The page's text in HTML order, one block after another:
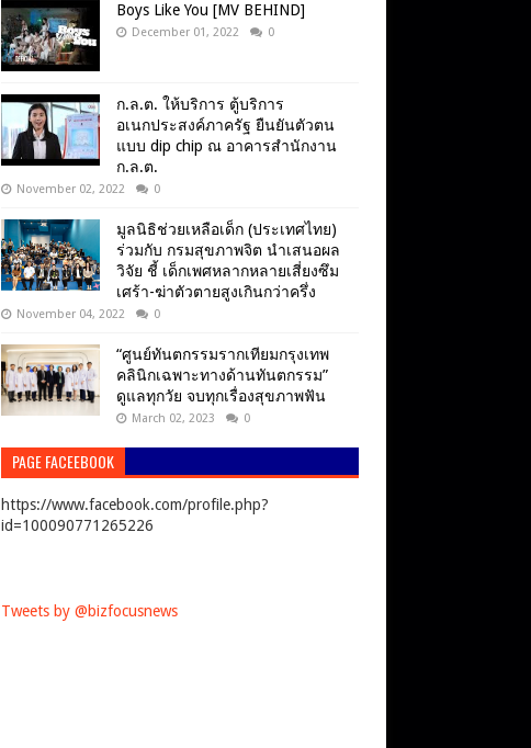
Boys Like You [MV BEHIND]
December 01, 2022 0
ก.ล.ต. ให้บริการ ตู้บริการ
อเนกประสงค์ภาครัฐ ยืนยันตัวตน
แบบ dip chip ณ อาคารสำนักงาน
ก.ล.ต.
November 02, 2022 0
มูลนิธิช่วยเหลือเด็ก (ประเทศไทย)
ร่วมกับ กรมสุขภาพจิต นำเสนอผล
วิจัย ชี้ เด็กเพศหลากหลายเสี่ยงซึม
เศร้า-ฆ่าตัวตายสูงเกินกว่าครึ่ง
November 04, 2022 0
“ศูนย์ทันตกรรมรากเทียมกรุงเทพ
คลินิกเฉพาะทางด้านทันตกรรม”
ดูแลทุกวัย จบทุกเรื่องสุขภาพฟัน
March 02, 2023 0
PAGE FACEEBOOK
https://www.facebook.com/profile.php?
id=100090771265226
Tweets by @bizfocusnews